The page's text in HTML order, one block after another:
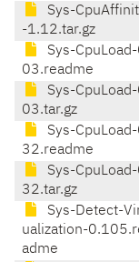
Sys-
-1.12.tar.gz
Sys-
03.readme
Sys-
03.tar.gz
Sys-
32.readme
Sys-
32.tar.gz
Sys-Detect-
ualization-
adme